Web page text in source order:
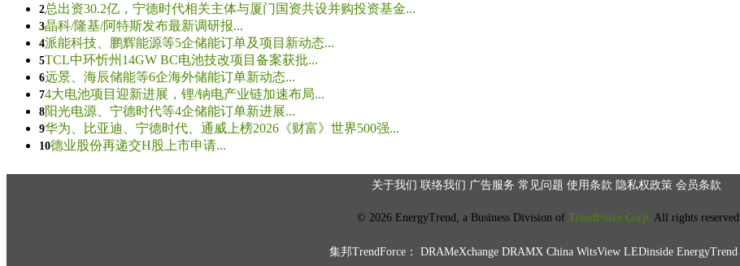
2总出资30.2亿，宁德时代相关主体与厦门国资共设并购投资基金...
3晶科/隆基/阿特斯发布最新调研报...
4派能科技、鹏辉能源等5企储能订单及项目新动态...
5TCL中环忻州14GW BC电池技改项目备案获批...
6远景、海辰储能等6企海外储能订单新动态...
74大电池项目迎新进展，锂/钠电产业链加速布局...
8阳光电源、宁德时代等4企储能订单新进展...
9华为、比亚迪、宁德时代、通威上榜2026《财富》世界500强...
10德业股份再递交H股上市申请...
关于我们 联络我们 广告服务 常见问题 使用条款 隐私权政策 会员条款
© 2026 EnergyTrend, a Business Division of TrendForce Corp. All rights reserved
集邦TrendForce： DRAMeXchange DRAMX China WitsView LEDinside EnergyTrend